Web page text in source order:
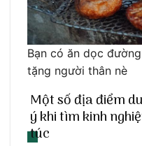
Bạn có ăn dọc
tặng người thân nè
Một số địa điểm
ý khi tìm kinh
túc